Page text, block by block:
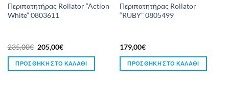
Περιπατητήρας Rollator “Action
White” 0803611
235,00€ Original
price
was:
235,00€.
205,00€Η
τιμή
είναι:
ΠΡΟΣΘΉΚΗ ΣΤΟ ΚΑΛΆΘΙ
Περιπατητήρας Rollator
“RUBY” 0805499
179,00€
ΠΡΟΣΘΉΚΗ ΣΤΟ ΚΑΛΆΘΙ